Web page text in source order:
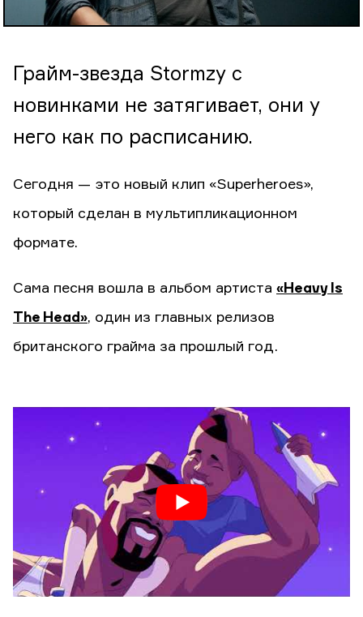
Грайм-звезда Stormzy с
новинками не затягивает, они у
него как по расписанию.
Сегодня — это новый клип «Superheroes»,
который сделан в мультипликационном
формате.
Сама песня вошла в альбом артиста «Heavy Is
The Head», один из главных релизов
британского грайма за прошлый год.